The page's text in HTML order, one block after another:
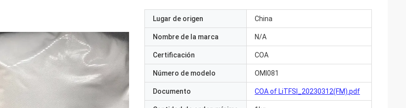
Lugar de origen China
Nombre de la marca N/A
Certificación COA
Número de modelo OMI081
Documento COA of LiTFSI_20230312(FM).pdf